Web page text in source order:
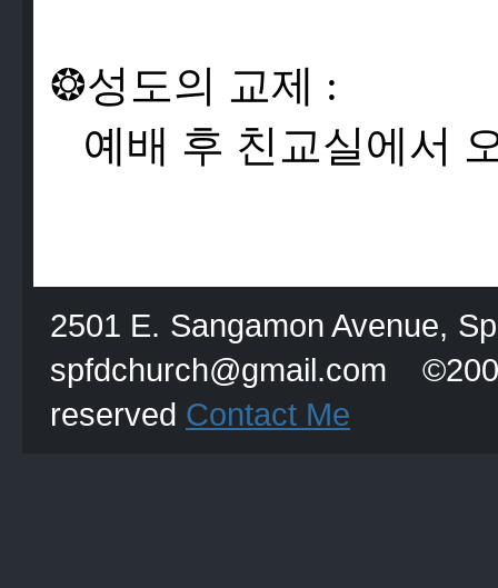
❂성도의 교제 :
예배 후 친 교실에서
2501 E. Sangamon Avenue,
spfdchurch@gmail.com
reserved Contact Me